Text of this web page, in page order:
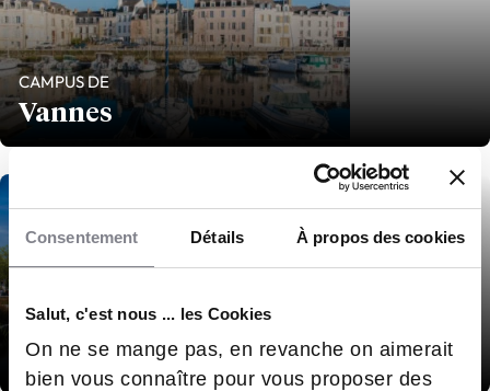
Consentement Détails À propos des cookies
Salut, c'est nous ... les Cookies
On ne se mange pas, en revanche on aimerait
bien vous connaître pour vous proposer des
CAMPUS DE
Vannes
CAMPUS DE
La Roche-sur-Yon